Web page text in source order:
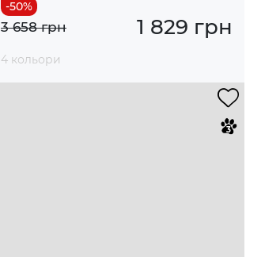
1 829 грн
3 658 грн
4 кольори